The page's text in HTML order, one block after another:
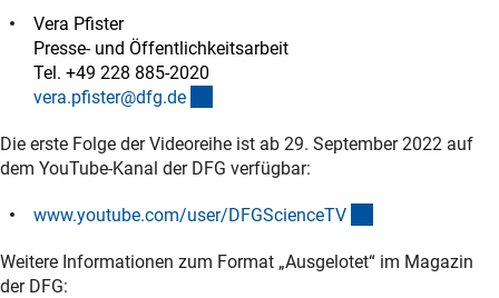
Vera Pfister
Presse- und Öffentlichkeitsarbeit
Tel. +49 228 885-2020
vera.pfister@dfg.de
Die erste Folge der Videoreihe ist ab 29. September 2022 auf
dem YouTube-Kanal der DFG verfügbar:
www.youtube.com/user/DFGScienceTV
Weitere Informationen zum Format „Ausgelotet“ im Magazin
der DFG: